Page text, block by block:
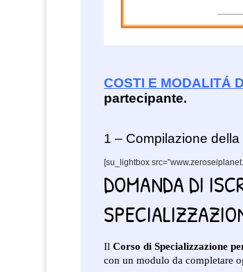
COSTI E MODALITÁ
partecipante.
1 – Compilazione della
[su_lightbox